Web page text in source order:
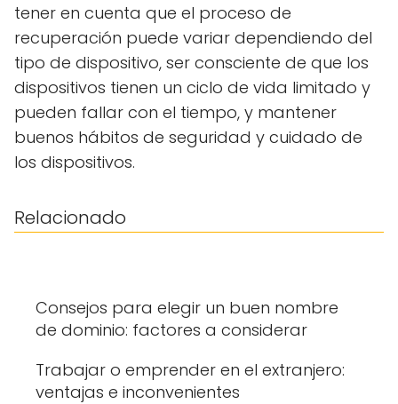
tener en cuenta que el proceso de
recuperación puede variar dependiendo del
tipo de dispositivo, ser consciente de que los
dispositivos tienen un ciclo de vida limitado y
pueden fallar con el tiempo, y mantener
buenos hábitos de seguridad y cuidado de
los dispositivos.
Relacionado
Consejos para elegir un buen nombre
de dominio: factores a considerar
Trabajar o emprender en el extranjero:
ventajas e inconvenientes